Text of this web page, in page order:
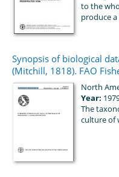
to the
produce
Synopsis of biological
(Mitchill, 1818). FAO
North
Year:
The
culture of